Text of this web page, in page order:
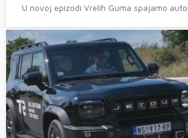
U novoj epizodi Vrelih Guma spajamo